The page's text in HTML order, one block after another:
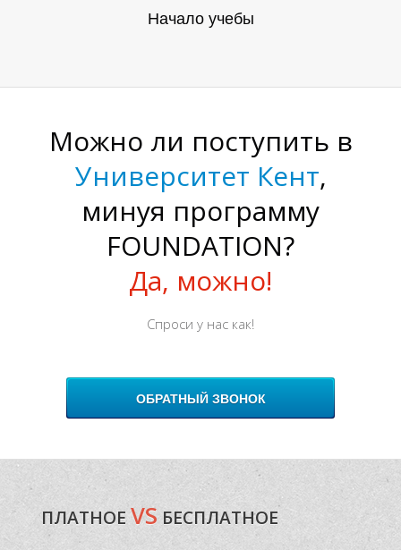
И
Начало учебы
Можно ли поступить в
Университет Кент,
минуя программу
FOUNDATION?
Да, можно!
Спроси у нас как!
ОБРАТНЫЙ ЗВОНОК
ПЛАТНОЕ VS БЕСПЛАТНОЕ